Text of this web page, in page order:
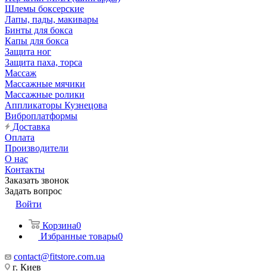
Шлемы боксерские
Лапы, пады, макивары
Бинты для бокса
Капы для бокса
Защита ног
Защита паха, торса
Массаж
Массажные мячики
Массажные ролики
Аппликаторы Кузнецова
Виброплатформы
Доставка
Оплата
Производители
О нас
Контакты
Заказать звонок
Задать вопрос
Войти
Корзина0
Избранные товары0
contact@fitstore.com.ua
г. Киев